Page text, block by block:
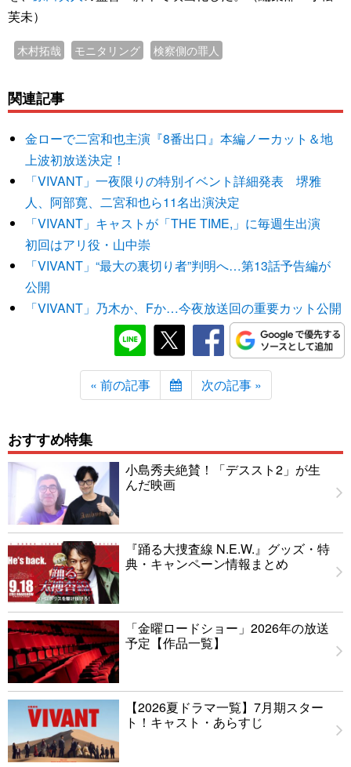
芙未）
木村拓哉 モニタリング 検察側の罪人
関連記事
金ローで二宮和也主演『8番出口』本編ノーカット＆地
上波初放送決定！
「VIVANT」一夜限りの特別イベント詳細発表 堺雅
人、阿部寛、二宮和也ら11名出演決定
「VIVANT」キャストが「THE TIME,」に毎週生出演
初回はアリ役・山中崇
「VIVANT」“最大の裏切り者”判明へ…第13話予告編が
公開
「VIVANT」乃木か、Fか…今夜放送回の重要カット公開
« 前の記事 次の記事 »
おすすめ特集
小島秀夫絶賛！「デススト2」が生
んだ映画
『踊る大捜査線 N.E.W.』グッズ・特
典・キャンペーン情報まとめ
「金曜ロードショー」2026年の放送
予定【作品一覧】
【2026夏ドラマ一覧】7月期スター
ト！キャスト・あらすじ